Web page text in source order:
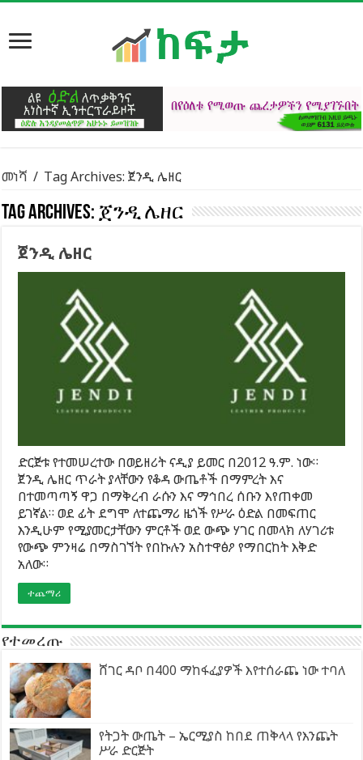
መነሻ / Tag Archives: ጀንዲ ሌዘር
Tag Archives: ጀንዲ ሌዘር
ጀንዲ ሌዘር
ድርጅቱ የተመሠረተው በወይዘሪት ናዲያ ይመር በ2012 ዓ.ም. ነው።
ጀንዲ ሌዘር ጥራት ያላቸውን የቆዳ ውጤቶች በማምረት እና
በተመጣጣኝ ዋጋ በማቅረብ ራሱን እና ማኅበረ ሰቡን እየጠቀመ
ይገኛል። ወደ ፊት ደግሞ ለተጨማሪ ዜጎች የሥራ ዕድል በመፍጠር
እንዲሁም የሚያመርታቸውን ምርቶች ወደ ውጭ ሃገር በመላክ ለሃገሪቱ
የውጭ ምንዛሬ በማስገኘት የበኩሉን አስተዋፅዖ የማበርከት እቅድ
አለው።
ተጨማሪ
የተመረጡ
ሸገር ዳቦ በ400 ማከፋፈያዎች እየተሰራጨ ነው ተባለ
የትጋት ውጤት – ኤርሚያስ ከበደ ጠቅላላ የእንጨት
ሥራ ድርጅት